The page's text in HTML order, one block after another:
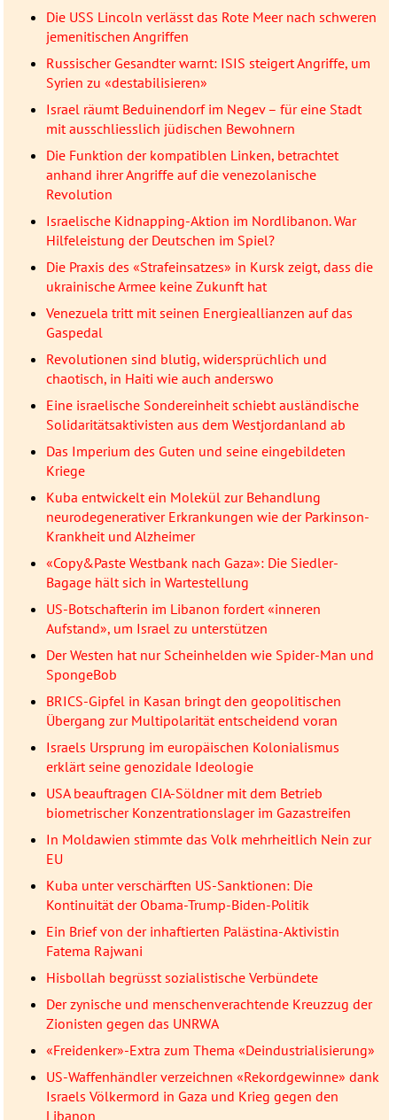
Die USS Lincoln verlässt das Rote Meer nach schweren
jemenitischen Angriffen
Russischer Gesandter warnt: ISIS steigert Angriffe, um
Syrien zu «destabilisieren»
Israel räumt Beduinendorf im Negev – für eine Stadt
mit ausschliesslich jüdischen Bewohnern
Die Funktion der kompatiblen Linken, betrachtet
anhand ihrer Angriffe auf die venezolanische
Revolution
Israelische Kidnapping-Aktion im Nordlibanon. War
Hilfeleistung der Deutschen im Spiel?
Die Praxis des «Strafeinsatzes» in Kursk zeigt, dass die
ukrainische Armee keine Zukunft hat
Venezuela tritt mit seinen Energieallianzen auf das
Gaspedal
Revolutionen sind blutig, widersprüchlich und
chaotisch, in Haiti wie auch anderswo
Eine israelische Sondereinheit schiebt ausländische
Solidaritätsaktivisten aus dem Westjordanland ab
Das Imperium des Guten und seine eingebildeten
Kriege
Kuba entwickelt ein Molekül zur Behandlung
neurodegenerativer Erkrankungen wie der Parkinson-
Krankheit und Alzheimer
«Copy&Paste Westbank nach Gaza»: Die Siedler-
Bagage hält sich in Wartestellung
US-Botschafterin im Libanon fordert «inneren
Aufstand», um Israel zu unterstützen
Der Westen hat nur Scheinhelden wie Spider-Man und
SpongeBob
BRICS-Gipfel in Kasan bringt den geopolitischen
Übergang zur Multipolarität entscheidend voran
Israels Ursprung im europäischen Kolonialismus
erklärt seine genozidale Ideologie
USA beauftragen CIA-Söldner mit dem Betrieb
biometrischer Konzentrationslager im Gazastreifen
In Moldawien stimmte das Volk mehrheitlich Nein zur
EU
Kuba unter verschärften US-Sanktionen: Die
Kontinuität der Obama-Trump-Biden-Politik
Ein Brief von der inhaftierten Palästina-Aktivistin
Fatema Rajwani
Hisbollah begrüsst sozialistische Verbündete
Der zynische und menschenverachtende Kreuzzug der
Zionisten gegen das UNRWA
«Freidenker»-Extra zum Thema «Deindustrialisierung»
US-Waffenhändler verzeichnen «Rekordgewinne» dank
Israels Völkermord in Gaza und Krieg gegen den
Libanon